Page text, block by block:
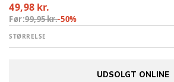
49,98 kr.
Før:99,95 kr.-50%
STØRRELSE
UDSOLGT ONLINE